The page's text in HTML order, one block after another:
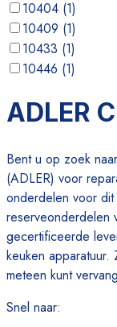
10404 (1)
10409 (1)
10433 (1)
10446 (1)
10503
(1)
ADLER
Bent u op zoek
(ADLER) voor
onderdelen voor
reserveonderdelen
gecertificeerde
keuken
meteen kunt
Snel naar: